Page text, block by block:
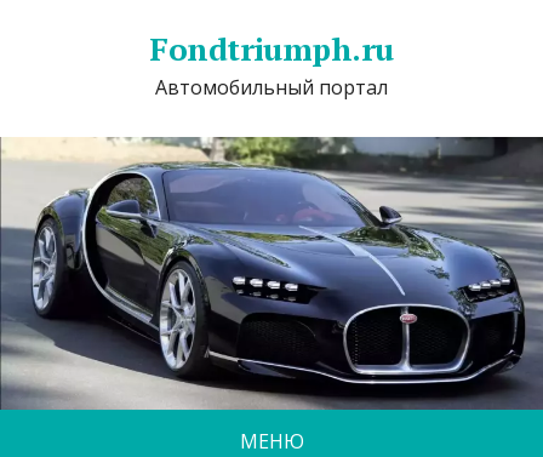
Fondtriumph.ru
Автомобильный портал
МЕНЮ